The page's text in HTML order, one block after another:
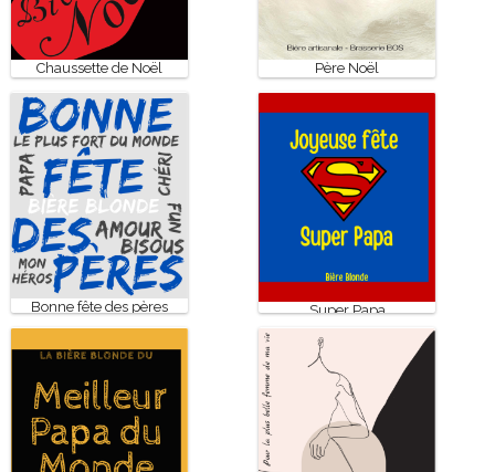
Chaussette de Noël Père Noël
Bonne fête des pères Super Papa